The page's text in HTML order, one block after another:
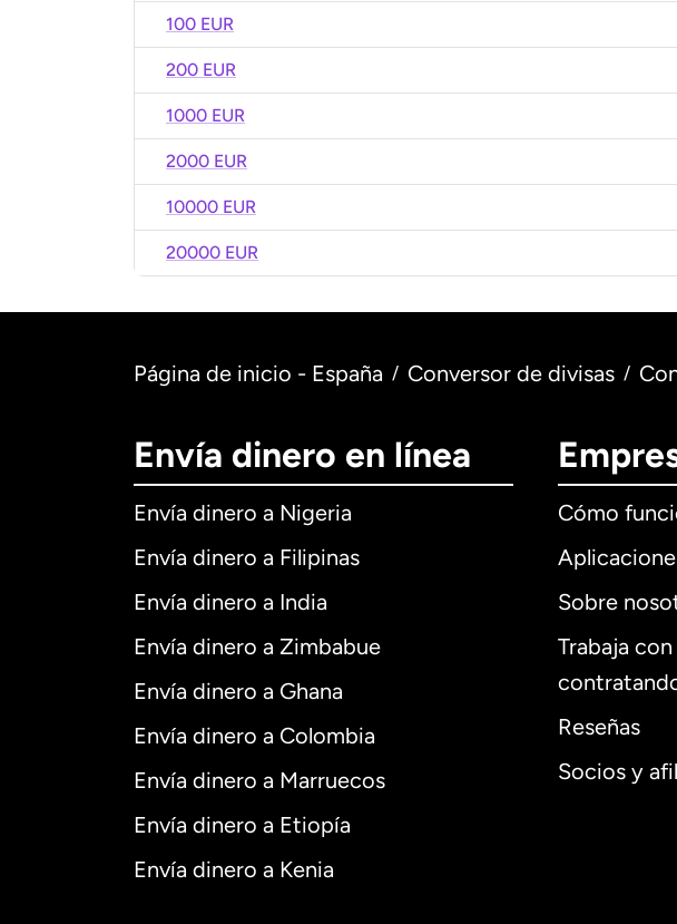
100 EUR
200 EUR
1000 EUR
2000 EUR
10000 EUR
20000 EUR
Página de inicio - España / Conversor de divisas /
Envía dinero en línea
Envía dinero a Nigeria
Envía dinero a Filipinas
Envía dinero a India
Envía dinero a Zimbabue
Envía dinero a Ghana
Envía dinero a Colombia
Envía dinero a Marruecos
Envía dinero a Etiopía
Envía dinero a Kenia
Cómo
Sobre
Trabaja
Reseñas
Socios y